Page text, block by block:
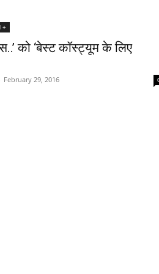
+
को ‘बेस्ट कॉस्ट्यूम के लिए
February 29, 2016